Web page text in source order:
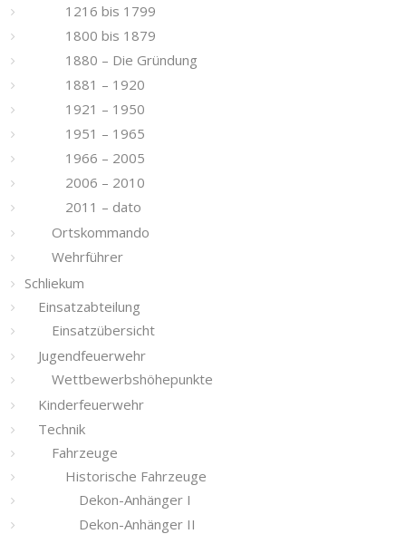
1216 bis 1799
1800 bis 1879
1880 – Die Gründung
1881 – 1920
1921 – 1950
1951 – 1965
1966 – 2005
2006 – 2010
2011 – dato
Ortskommando
Wehrführer
Schliekum
Einsatzabteilung
Einsatzübersicht
Jugendfeuerwehr
Wettbewerbshöhepunkte
Kinderfeuerwehr
Technik
Fahrzeuge
Historische Fahrzeuge
Dekon-Anhänger I
Dekon-Anhänger II